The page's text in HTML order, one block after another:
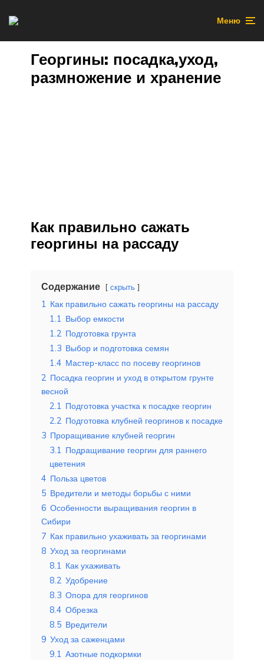
Меню
Георгины: посадка,уход,
размножение и хранение
Как правильно сажать
георгины на рассаду
Содержание скрыть
1 Как правильно сажать георгины на рассаду
1.1 Выбор емкости
1.2 Подготовка грунта
1.3 Выбор и подготовка семян
1.4 Мастер-класс по посеву георгинов
2 Посадка георгин и уход в открытом грунте
весной
2.1 Подготовка участка к посадке георгин
2.2 Подготовка клубней георгинов к посадке
3 Проращивание клубней георгин
3.1 Подращивание георгин для раннего
цветения
4 Польза цветов
5 Вредители и методы борьбы с ними
6 Особенности выращивания георгин в
Сибири
7 Как правильно ухаживать за георгинами
8 Уход за георгинами
8.1 Как ухаживать
8.2 Удобрение
8.3 Опора для георгинов
8.4 Обрезка
8.5 Вредители
9 Уход за саженцами
9.1 Азотные подкормки